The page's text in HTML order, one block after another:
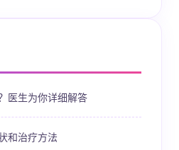
医生为你详细解答
和治疗方法